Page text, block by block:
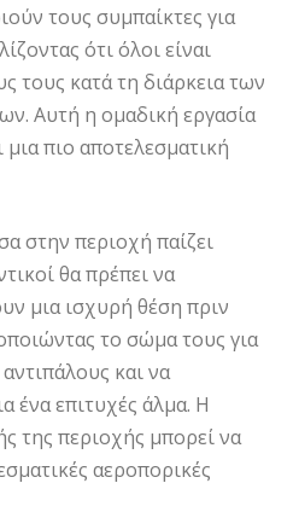
τους συμπαίκτες για
ότι όλοι είναι
τους κατά τη διάρκεια των
Αυτή η ομαδική εργασία
πιο αποτελεσματική
στην περιοχή παίζει
θα πρέπει να
μια ισχυρή θέση πριν
το σώμα τους για
και να
ένα επιτυχές άλμα. Η
της περιοχής μπορεί να
αεροπορικές